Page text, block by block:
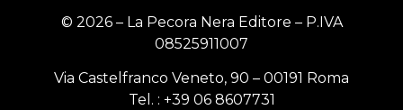
© 2026 – La Pecora Nera Editore – P.IVA
08525911007
Via Castelfranco Veneto, 90 – 00191 Roma
Tel. : +39 06 8607731